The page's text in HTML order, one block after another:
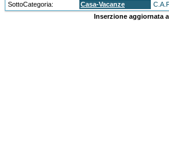
SottoCategoria:
Casa-Vacanze
Inserzione aggiornata